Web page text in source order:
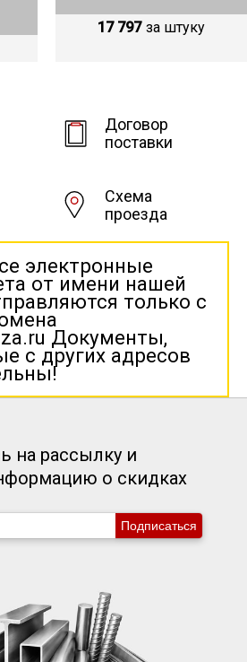
17 797 за штуку
Договор
поставки
Схема
проезда
электронные
от имени нашей
только с
Документы,
с других адресов
на рассылку и
о скидках
Подписаться